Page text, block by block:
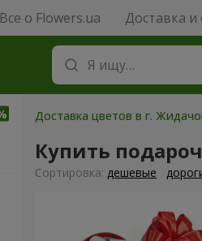
Все о Flowers.ua Доставка и
Доставка цветов в г.
Купить
Cортировка: дешевые